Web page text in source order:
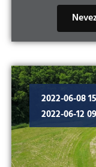
2022-06-08
2022-06-12